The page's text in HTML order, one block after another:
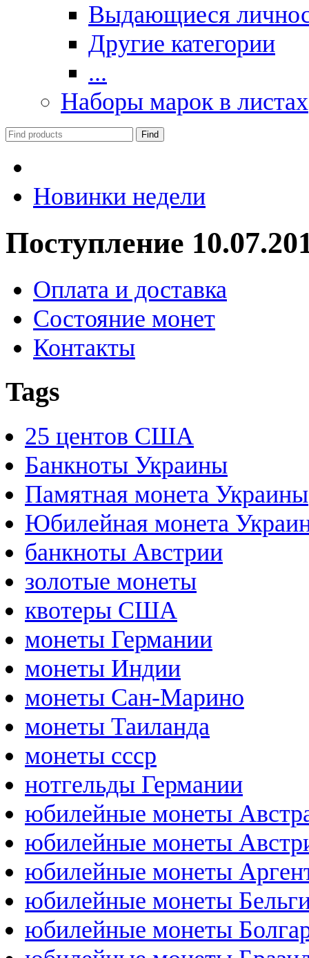
Выдающиеся
Другие категории
...
Наборы марок в листах
Новинки недели
Поступление
Оплата и доставка
Состояние монет
Контакты
Tags
25 центов США
Банкноты Украины
Памятная монета Украины
Юбилейная монета
банкноты Австрии
золотые монеты
квотеры США
монеты Германии
монеты Индии
монеты Сан-Марино
монеты Таиланда
монеты ссср
нотгельды Германии
юбилейные монеты
юбилейные монеты
юбилейные монеты
юбилейные монеты
юбилейные монеты